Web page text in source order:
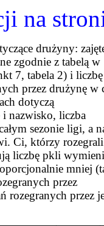
na
drużyny:
zgodnie z tabelą w
7, tabela 2) i
przez drużynę w
dotyczą
nazwisko, liczba
sezonie ligi, a
Ci, którzy rozegrali
liczbę pkli
mniej
przez
rozegranych przez